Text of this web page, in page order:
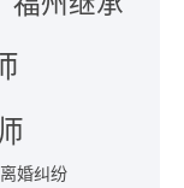
离婚纠纷